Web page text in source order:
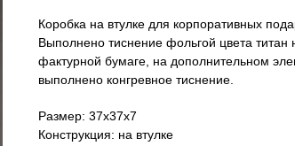
Коробка на втулке для корпоративных
Выполнено тиснение фольгой цвета титан
фактурной бумаге, на дополнительном
выполнено конгревное тиснение.
Размер: 37х37х7
Конструкция: на втулке